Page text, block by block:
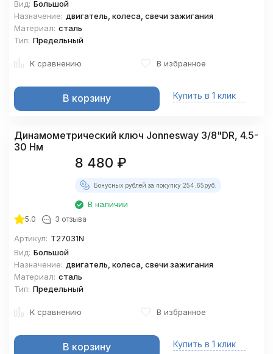
Вид: Большой
Назначение: двигатель, колеса, свечи зажигания
Материал: сталь
Тип: Предельный
К сравнению В избранное
В корзину Купить в 1 клик
Динамометрический ключ Jonnesway 3/8"DR, 4.5-
30 Нм
8 480 ₽
Бонусных рублей за покупку:254.65руб.
В наличии
5.0 3 отзыва
Артикул: T27031N
Вид: Большой
Назначение: двигатель, колеса, свечи зажигания
Материал: сталь
Тип: Предельный
К сравнению В избранное
В корзину Купить в 1 клик